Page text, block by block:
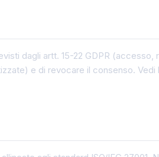
dagli artt. 15-22 GDPR
e di revocare il consenso. Vedi